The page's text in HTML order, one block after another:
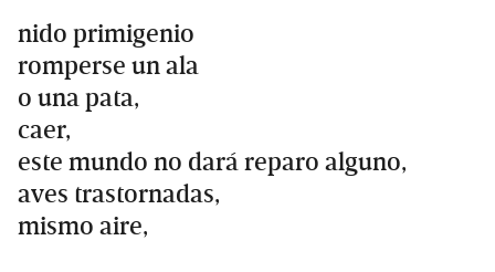
nido primigenio
romperse un ala
o una pata,
caer,
este mundo no dará reparo alguno,
aves trastornadas,
mismo aire,